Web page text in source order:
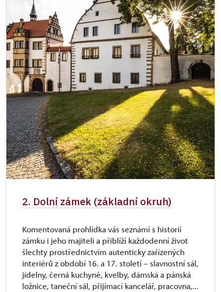
2. Dolní zámek (základní okruh)
Komentovaná prohlídka vás seznámí s historií
zámku i jeho majiteli a přiblíží každodenní život
šlechty prostřednictvím autenticky zařízených
interiérů z období 16. a 17. století – slavnostní sál,
jídelny, černá kuchyně, kvelby, dámská a pánská
ložnice, taneční sál, přijímací kancelář, pracovna,...